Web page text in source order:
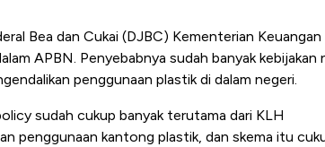
Bea dan Cukai (DJBC) Kementerian
APBN. Penyebabnya sudah banyak kebijakan
penggunaan plastik di dalam negeri.
sudah cukup banyak terutama dari KLH
penggunaan kantong plastik, dan skema itu